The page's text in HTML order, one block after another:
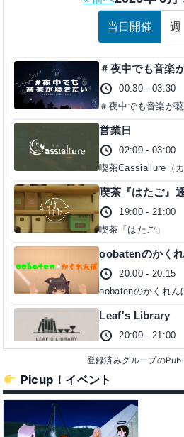
当日開催 週
＃夜中でも音楽
00:30 - 03:30
＃夜中でも音楽が
営業日
02:00 - 03:00
喫茶Cassiallure（
喫茶『はたご』
19:00 - 21:00
喫茶「はたご」
oobatenのかく
20:00 - 20:15
oobatenのかくれん
Leaf's Library
20:00 - 21:00
【20˸30 or
うǃ【15分エクサ
20:30 - 21:00
-メタバースソーラ
登録済みグループの
Picup！イベント